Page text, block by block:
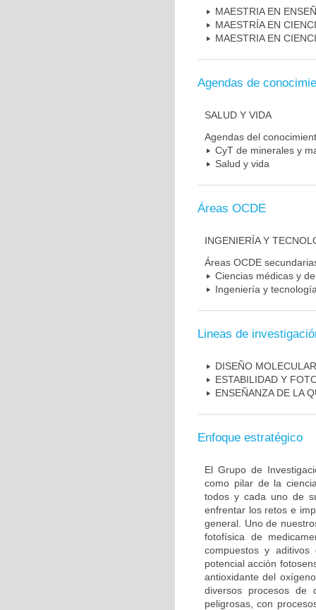
MAESTRIA EN
MAESTRÍA EN
MAESTRIA EN
Agendas de
SALUD Y VIDA
Agendas del
CyT de minerales y
Salud y vida
Áreas OCDE
INGENIERÍA Y
Áreas OCDE
Ciencias médicas y
Ingeniería y
Lineas de
DISEÑO MOLECULAR
ESTABILIDAD Y
ENSEÑANZA DE LA
Enfoque estratégico
El Grupo de
como pilar de la
todos y cada uno de
enfrentar los retos e
general. Uno de
fotofísica de
compuestos y
potencial acción
antioxidante del
diversos procesos de
peligrosas, con